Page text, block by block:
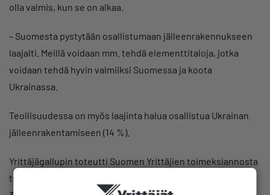
olla valmis, kun se on alkaa.
– Suomesta pystytään osallistumaan jälleenrakennukseen
laajalti. Meillä voidaan mm. tehdä elementtitaloja, jotka
voidaan tehdä hyvin valmiiksi Suomessa ja koota
Ukrainassa.
Teollisuudessa on myös laajinta halua osallistua Ukrainan
jälleenrakentamiseen (14 %).
Yrittäjägallupin toteutti Suomen Yrittäjien toimeksiannosta
tutkimuslaitos Kantar. Tiedonkeruu tehtiin 22.11.–